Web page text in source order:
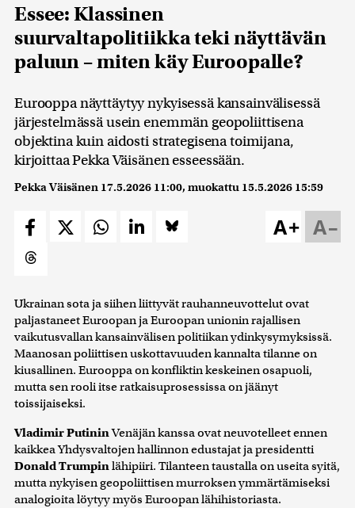
Essee: Klassinen
suurvaltapolitiikka teki näyttävän
paluun – miten käy Euroopalle?
Eurooppa näyttäytyy nykyisessä kansainvälisessä
järjestelmässä usein enemmän geopoliittisena
objektina kuin aidosti strategisena toimijana,
kirjoittaa Pekka Väisänen esseessään.
Pekka Väisänen 17.5.2026 11:00, muokattu 15.5.2026 15:59
A–
A+
Ukrainan sota ja siihen liittyvät rauhanneuvottelut ovat
paljastaneet Euroopan ja Euroopan unionin rajallisen
vaikutusvallan kansainvälisen politiikan ydinkysymyksissä.
Maanosan poliittisen uskottavuuden kannalta tilanne on
kiusallinen. Eurooppa on konfliktin keskeinen osapuoli,
mutta sen rooli itse ratkaisuprosessissa on jäänyt
toissijaiseksi.
Vladimir PutininVenäjän kanssa ovat neuvotelleet ennen
kaikkea Yhdysvaltojen hallinnon edustajat ja presidentti
Donald Trumpinlähipiiri. Tilanteen taustalla on useita syitä,
mutta nykyisen geopoliittisen murroksen ymmärtämiseksi
analogioita löytyy myös Euroopan lähihistoriasta.